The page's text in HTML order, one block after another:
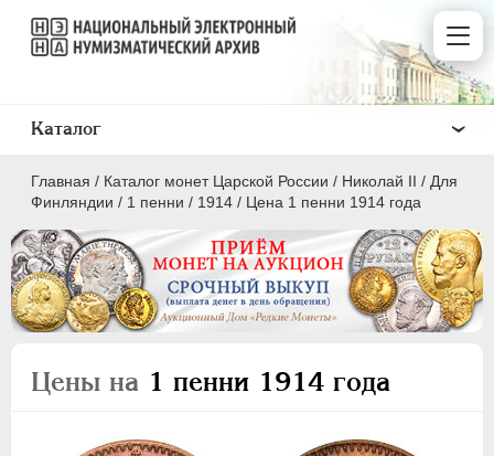
Главная / Каталог монет Царской России / Николай II / Для
Финляндии / 1 пенни / 1914 / Цена 1 пенни 1914 года
Цены на 1 пенни 1914 года
Каталог
ПEТР I 1699 - 1725
ПЕТР II 1727-1729
ИОАНН АНТОНОВИЧ
1740-1741